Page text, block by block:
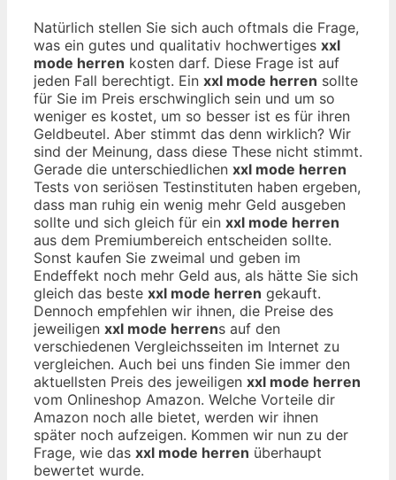
Natürlich stellen Sie sich auch oftmals die Frage,
was ein gutes und qualitativ hochwertiges xxl
mode herren kosten darf. Diese Frage ist auf
jeden Fall berechtigt. Ein xxl mode herren sollte
für Sie im Preis erschwinglich sein und um so
weniger es kostet, um so besser ist es für ihren
Geldbeutel. Aber stimmt das denn wirklich? Wir
sind der Meinung, dass diese These nicht stimmt.
Gerade die unterschiedlichen xxl mode herren
Tests von seriösen Testinstituten haben ergeben,
dass man ruhig ein wenig mehr Geld ausgeben
sollte und sich gleich für ein xxl mode herren
aus dem Premiumbereich entscheiden sollte.
Sonst kaufen Sie zweimal und geben im
Endeffekt noch mehr Geld aus, als hätte Sie sich
gleich das beste xxl mode herren gekauft.
Dennoch empfehlen wir ihnen, die Preise des
jeweiligen xxl mode herrens auf den
verschiedenen Vergleichsseiten im Internet zu
vergleichen. Auch bei uns finden Sie immer den
aktuellsten Preis des jeweiligen xxl mode herren
vom Onlineshop Amazon. Welche Vorteile dir
Amazon noch alle bietet, werden wir ihnen
später noch aufzeigen. Kommen wir nun zu der
Frage, wie das xxl mode herren überhaupt
bewertet wurde.